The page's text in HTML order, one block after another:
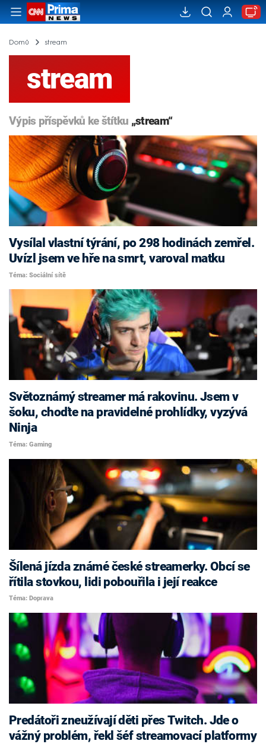
Domů stream
stream
Výpis příspěvků ke štítku „stream“
Vysílal vlastní týrání, po 298 hodinách zemřel.
Uvízl jsem ve hře na smrt, varoval matku
Téma: Sociální sítě
Světoznámý streamer má rakovinu. Jsem v
šoku, choďte na pravidelné prohlídky, vyzývá
Ninja
Téma: Gaming
Šílená jízda známé české streamerky. Obcí se
řítila stovkou, lidi pobouřila i její reakce
Téma: Doprava
Predátoři zneužívají děti přes Twitch. Jde o
vážný problém, řekl šéf streamovací platformy